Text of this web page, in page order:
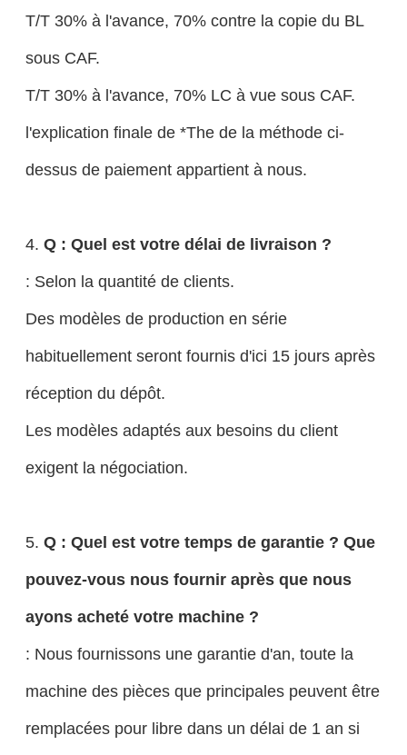
T/T 30% à l'avance, 70% contre la copie du BL
sous CAF.
T/T 30% à l'avance, 70% LC à vue sous CAF.
l'explication finale de *The de la méthode ci-
dessus de paiement appartient à nous.
4. Q : Quel est votre délai de livraison ?
: Selon la quantité de clients.
Des modèles de production en série
habituellement seront fournis d'ici 15 jours après
réception du dépôt.
Les modèles adaptés aux besoins du client
exigent la négociation.
5. Q : Quel est votre temps de garantie ? Que
pouvez-vous nous fournir après que nous
ayons acheté votre machine ?
: Nous fournissons une garantie d'an, toute la
machine des pièces que principales peuvent être
remplacées pour libre dans un délai de 1 an si